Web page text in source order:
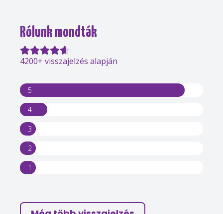
Rólunk mondták
4200+ visszajelzés alapján
5
4
3
2
1